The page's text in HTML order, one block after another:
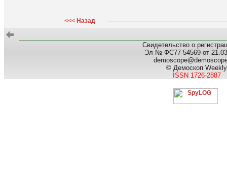
<<< Назад
Свидетельство о
Эл № ФС77-54569 от
© Демоскоп Weekly
ISSN 1726-2887